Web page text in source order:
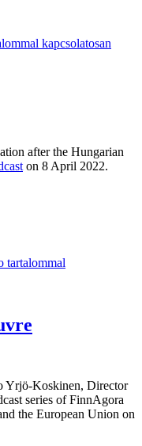
kapcsolatosan
after the Hungarian
on 8 April 2022.
tartalommal
Yrjö-Koskinen, Director
series of FinnAgora
the European Union on